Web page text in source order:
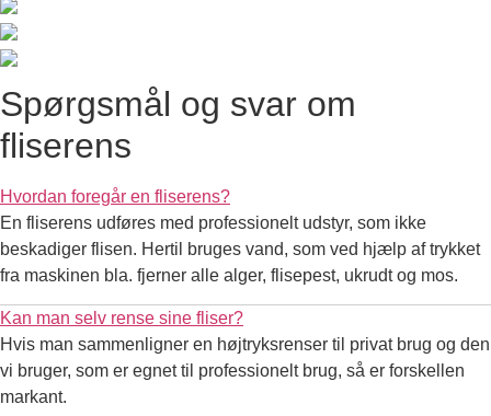
Spørgsmål og svar om
fliserens
Hvordan foregår en fliserens?
En fliserens udføres med professionelt udstyr, som ikke
beskadiger flisen. Hertil bruges vand, som ved hjælp af trykket
fra maskinen bla. fjerner alle alger, flisepest, ukrudt og mos.
Kan man selv rense sine fliser?
Hvis man sammenligner en højtryksrenser til privat brug og den
vi bruger, som er egnet til professionelt brug, så er forskellen
markant.